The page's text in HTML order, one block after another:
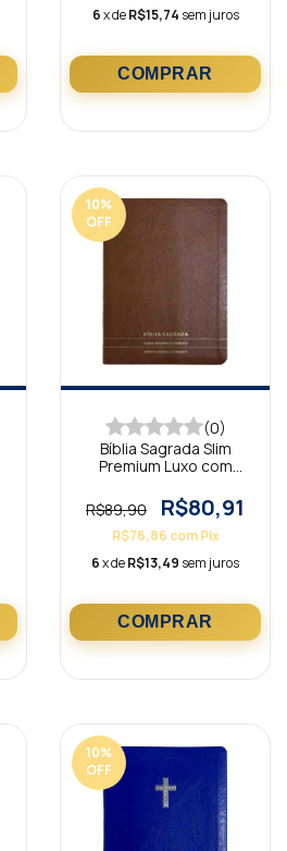
6x deR$15,74 sem juros
10%
OFF
(0)
Bíblia Sagrada Slim
Premium Luxo com
Minimalista Marrom
R$89,90 R$80,91
R$76,86 com Pix
6x deR$13,49 sem juros
10%
OFF